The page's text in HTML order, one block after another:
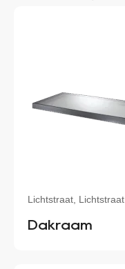
Lichtstraat, Lichtstraat
Dakraam